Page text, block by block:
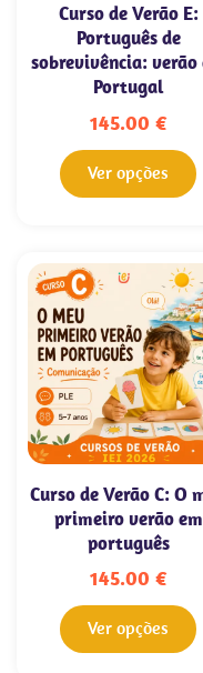
Curso de Verão E:
Português de
sobrevivência: verão
Portugal
145.00 €
Ver opções
Curso de Verão C: O
primeiro verão em
português
145.00 €
Ver opções